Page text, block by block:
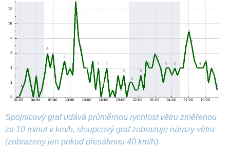
Spojnicový graf udává průměrnou rychlost větru změřenou
za 10 minut v km/h, sloupcový graf zobrazuje nárazy větru
(zobrazeny jen pokud přesáhnou 40 km/h).